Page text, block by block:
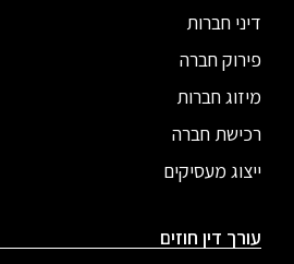
דיני חברות
פירוק חברה
מיזוג חברות
רכישת חברה
ייצוג מעסיקים
עורך דין חוזים